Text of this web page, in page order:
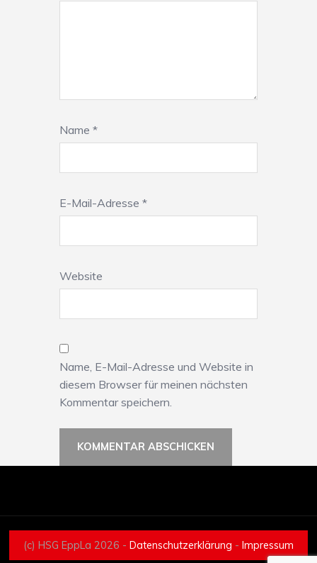
Name *
E-Mail-Adresse *
Website
Name, E-Mail-Adresse und Website in
diesem Browser für meinen nächsten
Kommentar speichern.
(c) HSG EppLa 2026 - Datenschutzerklärung - Impressum